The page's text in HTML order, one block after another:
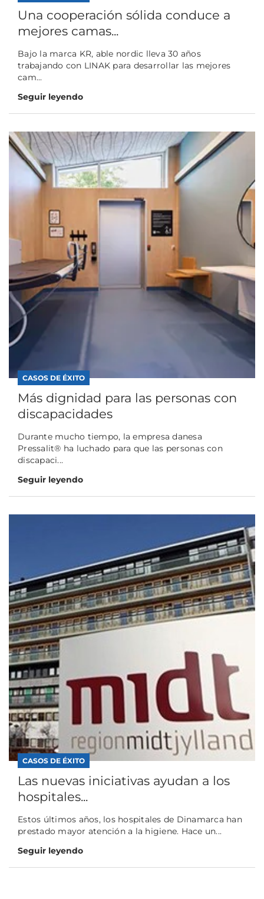
Una cooperación sólida conduce a
mejores camas...
Bajo la marca KR, able nordic lleva 30 años
trabajando con LINAK para desarrollar las mejores
cam...
Seguir leyendo
CASOS DE ÉXITO
Más dignidad para las personas con
discapacidades
Durante mucho tiempo, la empresa danesa
Pressalit® ha luchado para que las personas con
discapaci...
Seguir leyendo
CASOS DE ÉXITO
Las nuevas iniciativas ayudan a los
hospitales...
Estos últimos años, los hospitales de Dinamarca han
prestado mayor atención a la higiene. Hace un...
Seguir leyendo